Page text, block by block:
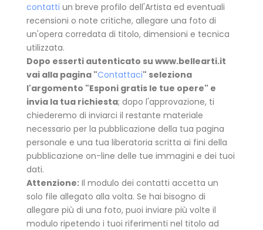
contatti un breve profilo dell'Artista ed eventuali
recensioni o note critiche, allegare una foto di
un'opera corredata di titolo, dimensioni e tecnica
utilizzata.
Dopo esserti autenticato su www.bellearti.it
vai alla pagina "Contattaci" seleziona
l'argomento "Esponi gratis le tue opere" e
invia la tua richiesta; dopo l'approvazione, ti
chiederemo di inviarci il restante materiale
necessario per la pubblicazione della tua pagina
personale e una tua liberatoria scritta ai fini della
pubblicazione on-line delle tue immagini e dei tuoi
dati.
Attenzione: Il modulo dei contatti accetta un
solo file allegato alla volta. Se hai bisogno di
allegare più di una foto, puoi inviare più volte il
modulo ripetendo i tuoi riferimenti nel titolo ad